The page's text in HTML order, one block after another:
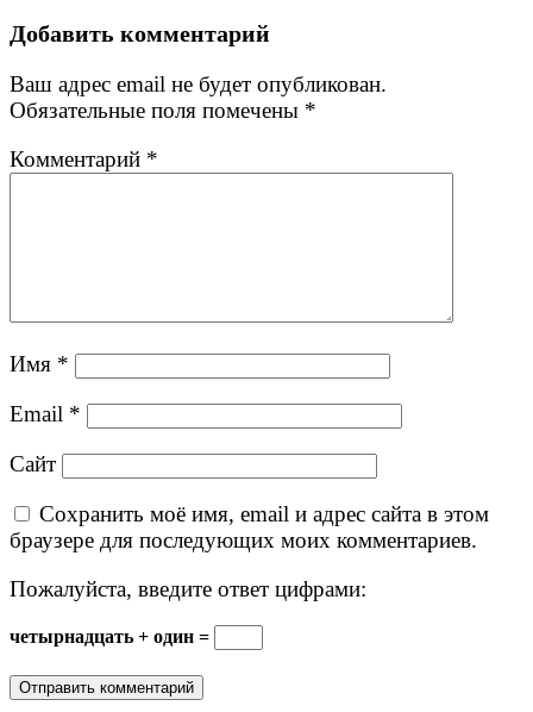
записям
Добавить комментарий
Ваш адрес email не будет опубликован.
Обязательные поля помечены *
Комментарий *
Имя *
Email *
Сайт
Сохранить моё имя, email и адрес сайта в этом
браузере для последующих моих комментариев.
Пожалуйста, введите ответ цифрами:
четырнадцать + один =